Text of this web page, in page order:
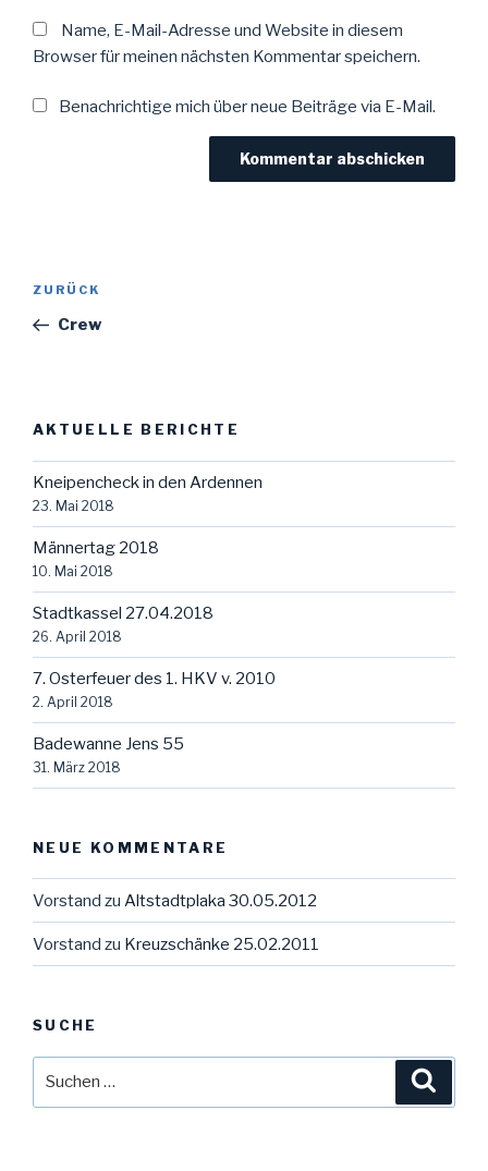
Name, E-Mail-Adresse und Website in diesem
Browser für meinen nächsten Kommentar speichern.
Benachrichtige mich über neue Beiträge via E-Mail.
Beitragsnavigation
Vorheriger
Beitrag
ZURÜCK
Crew
AKTUELLE BERICHTE
Kneipencheck in den Ardennen
23. Mai 2018
Männertag 2018
10. Mai 2018
Stadtkassel 27.04.2018
26. April 2018
7. Osterfeuer des 1. HKV v. 2010
2. April 2018
Badewanne Jens 55
31. März 2018
NEUE KOMMENTARE
Vorstand zu Altstadtplaka 30.05.2012
Vorstand zu Kreuzschänke 25.02.2011
SUCHE